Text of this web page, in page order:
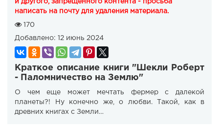
и другого, запрещенного контента - просьба
написать на почту для удаления материала.
170
Добавлено: 12 июнь 2024
Краткое описание книги "Шекли Роберт
- Паломничество на Землю"
О чем еще может мечтать фермер с далекой
планеты?! Ну конечно же, о любви. Такой, как в
древних книгах с Земли…